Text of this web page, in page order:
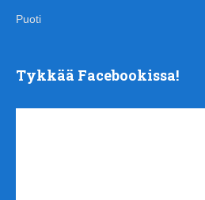
Puoti
Tykkää Facebookissa!